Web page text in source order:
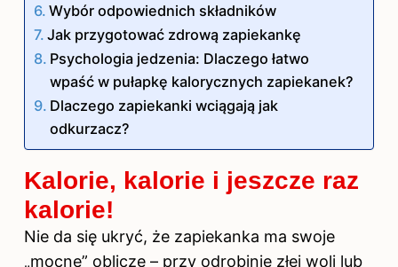
Wybór odpowiednich składników
Jak przygotować zdrową zapiekankę
Psychologia jedzenia: Dlaczego łatwo
wpaść w pułapkę kalorycznych zapiekanek?
Dlaczego zapiekanki wciągają jak
odkurzacz?
Kalorie, kalorie i jeszcze raz
kalorie!
Nie da się ukryć, że zapiekanka ma swoje
„mocne” oblicze – przy odrobinie złej woli lub